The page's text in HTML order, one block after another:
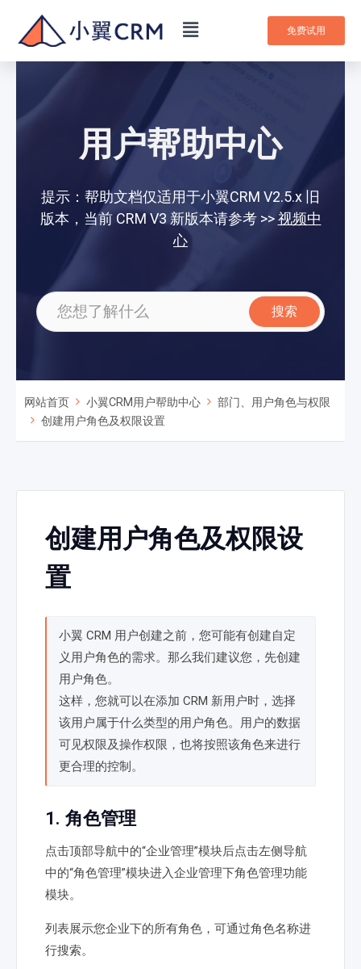
免费试用
用户帮助中心
提示：帮助文档仅适用于小翼CRM V2.5.x 旧
版本，当前 CRM V3 新版本请参考 >>视频中
心
网站首页 小翼CRM用户帮助中心
部门、用户角色与权限
创建用户角色及权限设置
创建用户角色及权限设
置
小翼 CRM 用户创建之前，您可能有创建自定
义用户角色的需求。那么我们建议您，先创建
用户角色。
这样，您就可以在添加 CRM 新用户时，选择
该用户属于什么类型的用户角色。用户的数据
可见权限及操作权限，也将按照该角色来进行
更合理的控制。
1. 角色管理
点击顶部导航中的“企业管理”模块后点击左侧导航
中的“角色管理”模块进入企业管理下角色管理功能
模块。
列表展示您企业下的所有角色，可通过角色名称进
行搜索。